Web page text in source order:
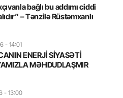
bağlı bu addımı ciddi
– Tənzilə Rüstəmxanlı
- 14:01
ENERJİ SİYASƏTİ
MƏHDUDLAŞMIR
- 13:00